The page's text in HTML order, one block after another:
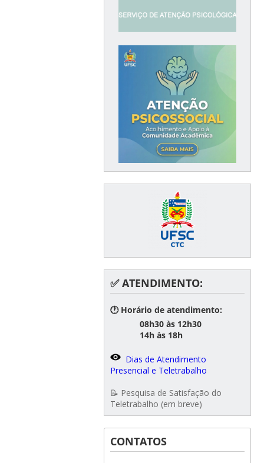
✅ ATENDIMENTO:
🕐 Horário de atendimento:
08h30 às 12h30
14h às 18h
Dias de Atendimento
Presencial e Teletrabalho
📝 Pesquisa de Satisfação do
Teletrabalho (em breve)
CONTATOS